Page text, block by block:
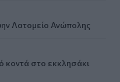
Λατομείο Ανώπολης
κοντά στο εκκλησάκι